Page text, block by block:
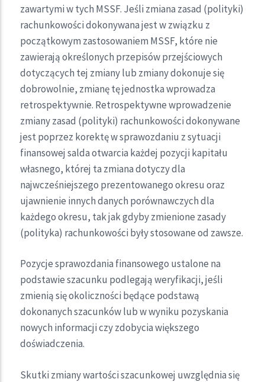
zawartymi w tych MSSF. Jeśli zmiana zasad (polityki)
rachunkowości dokonywana jest w związku z
początkowym zastosowaniem MSSF, które nie
zawierają określonych przepisów przejściowych
dotyczących tej zmiany lub zmiany dokonuje się
dobrowolnie, zmianę tę jednostka wprowadza
retrospektywnie. Retrospektywne wprowadzenie
zmiany zasad (polityki) rachunkowości dokonywane
jest poprzez korektę w sprawozdaniu z sytuacji
finansowej salda otwarcia każdej pozycji kapitału
własnego, której ta zmiana dotyczy dla
najwcześniejszego prezentowanego okresu oraz
ujawnienie innych danych porównawczych dla
każdego okresu, tak jak gdyby zmienione zasady
(polityka) rachunkowości były stosowane od zawsze.
Pozycje sprawozdania finansowego ustalone na
podstawie szacunku podlegają weryfikacji, jeśli
zmienią się okoliczności będące podstawą
dokonanych szacunków lub w wyniku pozyskania
nowych informacji czy zdobycia większego
doświadczenia.
Skutki zmiany wartości szacunkowej uwzględnia się